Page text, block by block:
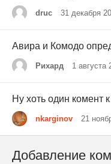
druc 31 декабря
Авира и Комодо
Рихард 1 августа
Ну хоть один комент
nkarginov 21
Добавление